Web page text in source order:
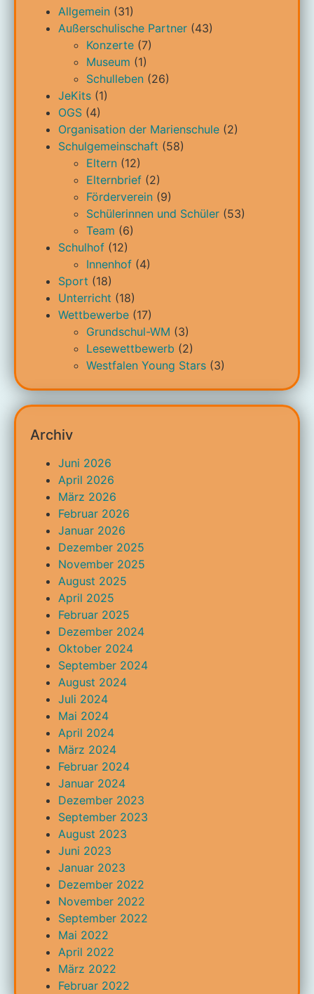
Allgemein (31)
Außerschulische Partner (43)
Konzerte (7)
Museum (1)
Schulleben (26)
JeKits (1)
OGS (4)
Organisation der Marienschule (2)
Schulgemeinschaft (58)
Eltern (12)
Elternbrief (2)
Förderverein (9)
Schülerinnen und Schüler (53)
Team (6)
Schulhof (12)
Innenhof (4)
Sport (18)
Unterricht (18)
Wettbewerbe (17)
Grundschul-WM (3)
Lesewettbewerb (2)
Westfalen Young Stars (3)
Archiv
Juni 2026
April 2026
März 2026
Februar 2026
Januar 2026
Dezember 2025
November 2025
August 2025
April 2025
Februar 2025
Dezember 2024
Oktober 2024
September 2024
August 2024
Juli 2024
Mai 2024
April 2024
März 2024
Februar 2024
Januar 2024
Dezember 2023
September 2023
August 2023
Juni 2023
Januar 2023
Dezember 2022
November 2022
September 2022
Mai 2022
April 2022
März 2022
Februar 2022